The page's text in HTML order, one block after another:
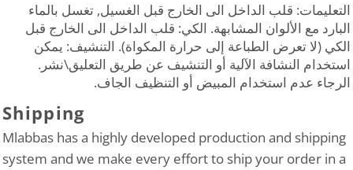
التعليمات: قلب الداخل الى الخارج قبل الغسيل, تغسل بالماء
البارد مع الألوان المشابهة. الكي: قلب الداخل الى الخارج قبل
الكي (لا تعرض الطباعة إلى حرارة المكواة). التنشيف: يمكن
استخدام النشافة الآلية أو التنشيف عن طريق التعليق\نشر.
الرجاء عدم استخدام المبيض أو التنظيف الجاف.
Shipping
Mlabbas has a highly developed production and shipping
system and we make every effort to ship your order in a